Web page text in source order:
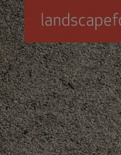
Passer au contenu principal